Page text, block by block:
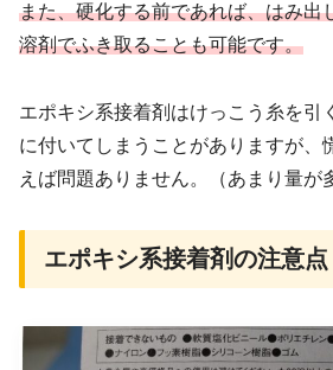
また、硬化する前であれば、はみ出
溶剤でふき取ることも可能です。
エポキシ系接着剤はけっこう糸を引
に付いてしまうことがありますが、
えば問題ありません。（あまり量が
エポキシ系接着剤の注意点